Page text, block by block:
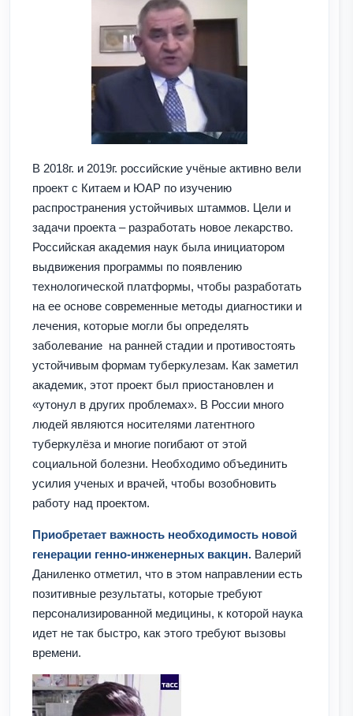
В 2018г. и 2019г. российские учёные активно вели
проект с Китаем и ЮАР по изучению
распространения устойчивых штаммов. Цели и
задачи проекта – разработать новое лекарство.
Российская академия наук была инициатором
выдвижения программы по появлению
технологической платформы, чтобы разработать
на ее основе современные методы диагностики и
лечения, которые могли бы определять
заболевание на ранней стадии и противостоять
устойчивым формам туберкулезам. Как заметил
академик, этот проект был приостановлен и
«утонул в других проблемах». В России много
людей являются носителями латентного
туберкулёза и многие погибают от этой
социальной болезни. Необходимо объединить
усилия ученых и врачей, чтобы возобновить
работу над проектом.
Приобретает важность необходимость новой
генерации генно-инженерных вакцин. Валерий
Даниленко отметил, что в этом направлении есть
позитивные результаты, которые требуют
персонализированной медицины, к которой наука
идет не так быстро, как этого требуют вызовы
времени.